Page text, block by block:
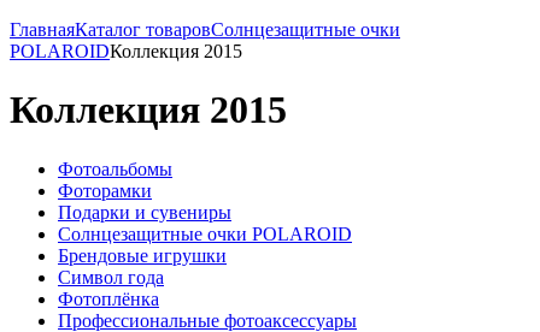
ГлавнаяКаталог товаровСолнцезащитные очки
POLAROIDКоллекция 2015
Коллекция 2015
Фотоальбомы
Фоторамки
Подарки и сувениры
Солнцезащитные очки POLAROID
Брендовые игрушки
Символ года
Фотоплёнка
Профессиональные фотоаксессуары